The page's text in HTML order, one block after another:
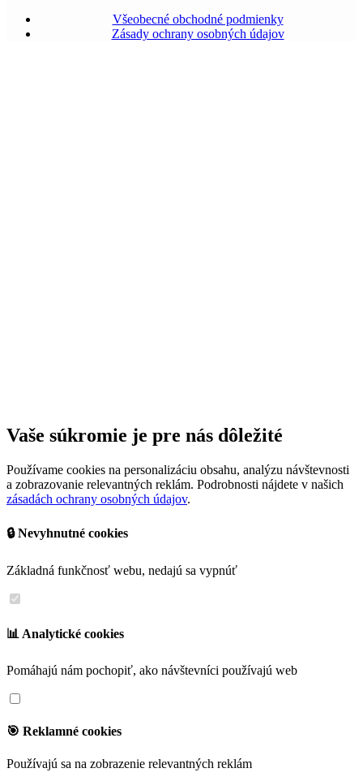
Všeobecné obchodné podmienky
Zásady ochrany osobných údajov
Vaše súkromie je pre nás dôležité
Používame cookies na personalizáciu obsahu, analýzu návštevnosti
a zobrazovanie relevantných reklám. Podrobnosti nájdete v našich
zásadách ochrany osobných údajov.
🔒 Nevyhnutné cookies
Základná funkčnosť webu, nedajú sa vypnúť
📊 Analytické cookies
Pomáhajú nám pochopiť, ako návštevníci používajú web
🎯 Reklamné cookies
Používajú sa na zobrazenie relevantných reklám